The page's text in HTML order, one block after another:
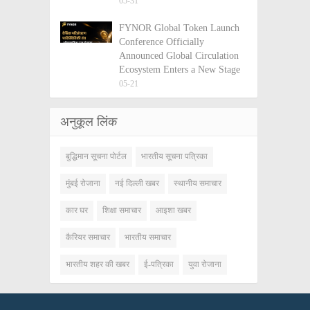
FYNOR Global Token Launch
Conference Officially
Announced Global Circulation
Ecosystem Enters a New Stage
05-21
अनुकूल लिंक
बुद्धिमान सूचना पोर्टल भारतीय सूचना पत्रिका
मुंबई रोजाना नई दिल्ली खबर स्थानीय समाचार
कार घर शिक्षा समाचार आइशा खबर
कैरियर समाचार भारतीय समाचार
भारतीय शहर की खबर ई-पत्रिका युवा रोजाना